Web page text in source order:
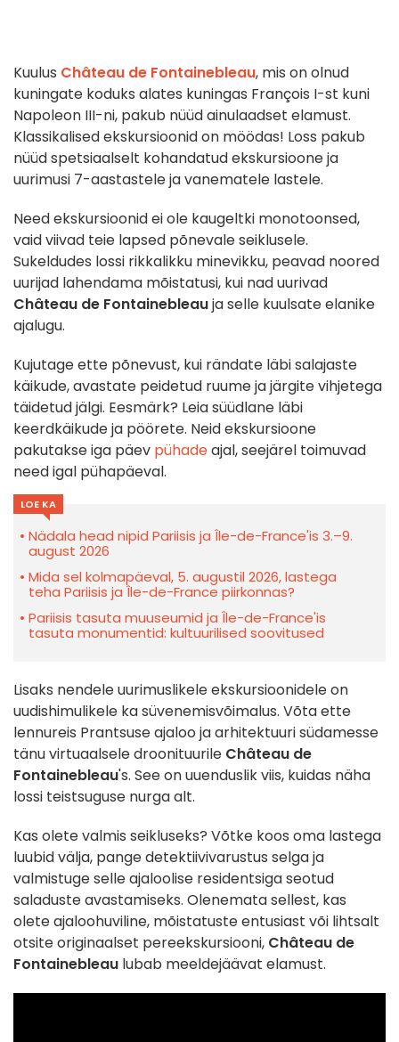
Kuulus Château de Fontainebleau, mis on olnud
kuningate koduks alates kuningas François I-st kuni
Napoleon III-ni, pakub nüüd ainulaadset elamust.
Klassikalised ekskursioonid on möödas! Loss pakub
nüüd spetsiaalselt kohandatud ekskursioone ja
uurimusi 7-aastastele ja vanematele lastele.
Need ekskursioonid ei ole kaugeltki monotoonsed,
vaid viivad teie lapsed põnevale seiklusele.
Sukeldudes lossi rikkalikku minevikku, peavad noored
uurijad lahendama mõistatusi, kui nad uurivad
Château de Fontainebleauja selle kuulsate elanike
ajalugu.
Kujutage ette põnevust, kui rändate läbi salajaste
käikude, avastate peidetud ruume ja järgite vihjetega
täidetud jälgi. Eesmärk? Leia süüdlane läbi
keerdkäikude ja pöörete. Neid ekskursioone
pakutakse iga päev pühadeajal, seejärel toimuvad
need igal pühapäeval.
LOE KA
Nädala head nipid Pariisis ja Île-de-France'is 3.–9.
august 2026
Mida sel kolmapäeval, 5. augustil 2026, lastega
teha Pariisis ja Île-de-France piirkonnas?
Pariisis tasuta muuseumid ja Île-de-France'is
tasuta monumentid: kultuurilised soovitused
Lisaks nendele uurimuslikele ekskursioonidele on
uudishimulikele ka süvenemisvõimalus. Võta ette
lennureis Prantsuse ajaloo ja arhitektuuri südamesse
tänu virtuaalsele droonituurile Château de
Fontainebleau's. See on uuenduslik viis, kuidas näha
lossi teistsuguse nurga alt.
Kas olete valmis seikluseks? Võtke koos oma lastega
luubid välja, pange detektiivivarustus selga ja
valmistuge selle ajaloolise residentsiga seotud
saladuste avastamiseks. Olenemata sellest, kas
olete ajaloohuviline, mõistatuste entusiast või lihtsalt
otsite originaalset pereekskursiooni, Château de
Fontainebleau lubab meeldejäävat elamust.